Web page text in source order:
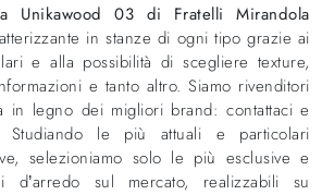
Unikawood 03 di Fratelli Mirandola
in stanze di ogni tipo grazie ai
e alla possibilità di scegliere texture,
e tanto altro. Siamo rivenditori
in legno dei migliori brand: contattaci e
Studiando le più attuali e particolari
selezioniamo solo le più esclusive e
d’arredo sul mercato, realizzabili su